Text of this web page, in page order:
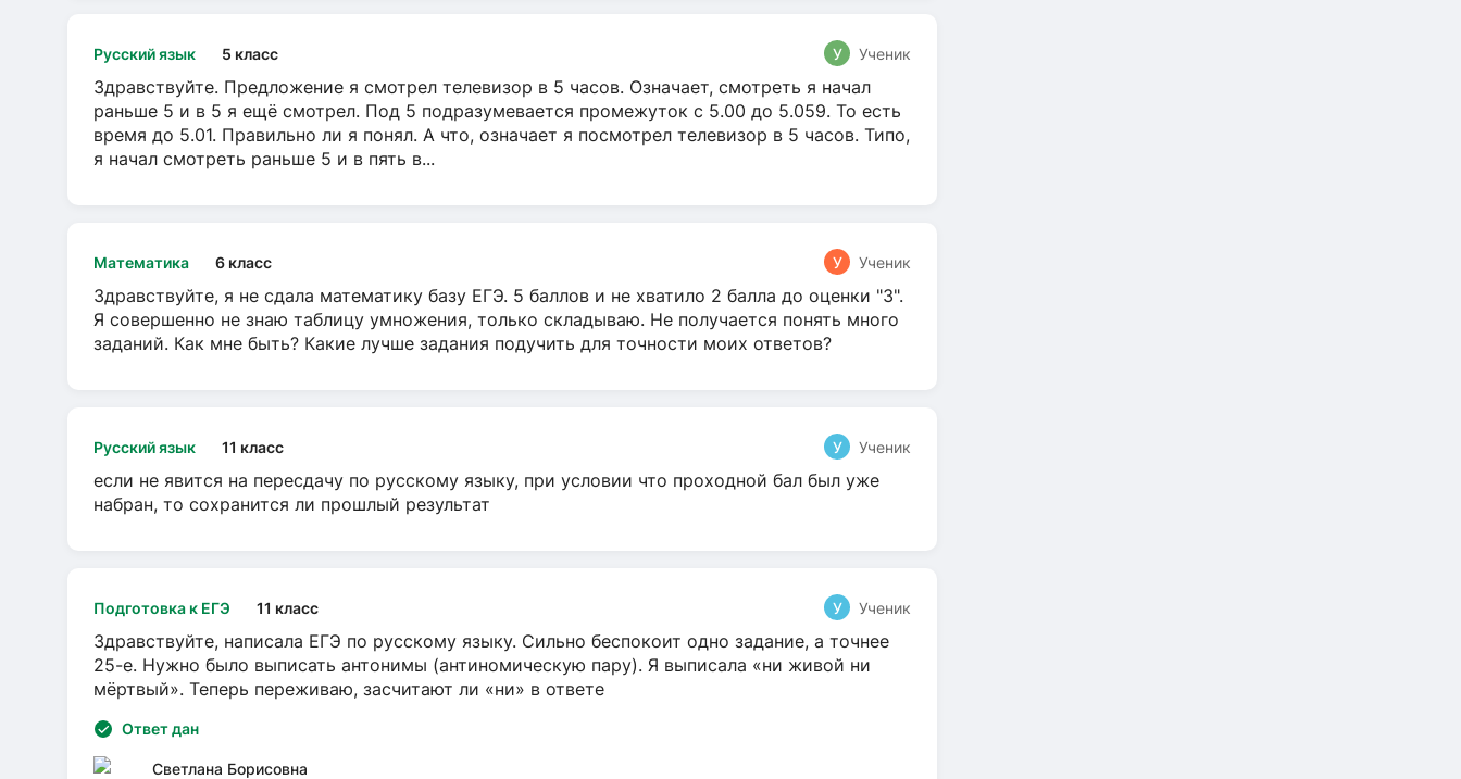
Русский язык 5 класс У Ученик
Здравствуйте. Предложение я смотрел телевизор в 5 часов. Означает, смотреть я начал
раньше 5 и в 5 я ещё смотрел. Под 5 подразумевается промежуток с 5.00 до 5.059. То есть
время до 5.01. Правильно ли я понял. А что, означает я посмотрел телевизор в 5 часов. Типо,
я начал смотреть раньше 5 и в пять в...
Математика 6 класс У Ученик
Здравствуйте, я не сдала математику базу ЕГЭ. 5 баллов и не хватило 2 балла до оценки "3".
Я совершенно не знаю таблицу умножения, только складываю. Не получается понять много
заданий. Как мне быть? Какие лучше задания подучить для точности моих ответов?
Русский язык 11 класс У Ученик
если не явится на пересдачу по русскому языку, при условии что проходной бал был уже
набран, то сохранится ли прошлый результат
Подготовка к ЕГЭ 11 класс У Ученик
Здравствуйте, написала ЕГЭ по русскому языку. Сильно беспокоит одно задание, а точнее
25-е. Нужно было выписать антонимы (антиномическую пару). Я выписала «ни живой ни
мёртвый». Теперь переживаю, засчитают ли «ни» в ответе
Ответ дан
Светлана Борисовна